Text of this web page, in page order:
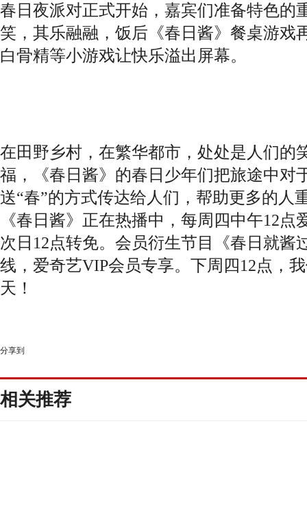
春日夜派对正式开始，嘉宾们准备特色的
笑，其乐融融，饭后《春日酱》餐桌游戏
白骨精等小游戏让快乐溢出屏幕。
在田野乡村，在繁华都市，处处是人们的
福，《春日酱》的春日少年们把旅途中对
送“春”的方式传达给人们，帮助更多的人
《春日酱》正在热播中，每周四中午12点
次日12点转免。会员衍生节目《春日就酱
线，爱奇艺VIP会员专享。下周四12点，
天！
分享到
相关推荐